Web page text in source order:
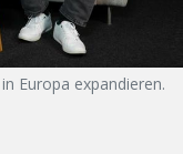
Europa expandieren.